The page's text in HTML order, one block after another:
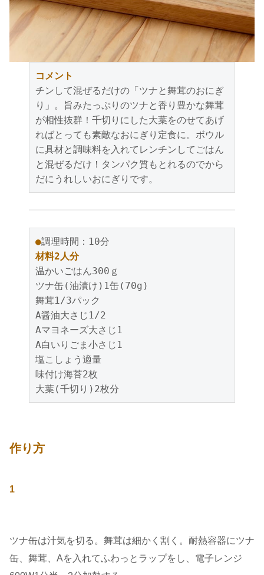
コメント
チンして混ぜるだけの「ツナと舞茸のおにぎ
り」。旨みたっぷりのツナと香り豊かな舞茸
が相性抜群！千切りにした大葉をのせてあげ
ればとっても素敵なおにぎり定食に。ボウル
に具材と調味料を入れてレンチンしてごはん
と混ぜるだけ！タンパク質もとれるのでから
だにうれしいおにぎりです。
●
材料2人分
温かいごはん300ｇ
ツナ缶(油漬け)1缶(70g)
舞茸1/3パック
A醤油大さじ1/2
Aマヨネーズ大さじ1
A白いりごま小さじ1
塩こしょう適量
味付け海苔2枚
大葉(千切り)2枚分
作り方
1
ツナ缶は汁気を切る。舞茸は細かく割く。耐熱容器にツナ
缶、舞茸、Aを入れてふわっとラップをし、電子レンジ